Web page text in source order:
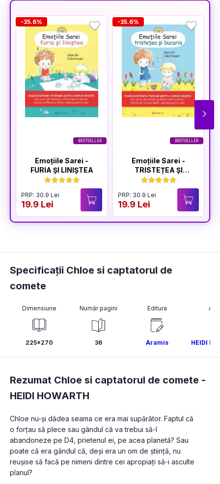
BESTSELLER
-35.6%
Emoțiile Sarei -
FURIA ȘI LINIȘTEA
PRP: 30.9 Lei
19.9 Lei
BESTSELLER
-35.6%
Emoțiile Sarei -
TRISTEȚEA ȘI
BUCURIA
PRP: 30.9 Lei
19.9 Lei
Specificații Chloe si captatorul de
comete
Dimensiune
225x270
Număr pagini
36
Editura
Aramis HEIDI
Rezumat Chloe si captatorul de comete -
HEIDI HOWARTH
Chloe nu-şi dădea seama ce era mai supărător. Faptul că
o forţau să plece sau gândul că va trebui să-l
abandoneze pe D4, prietenul ei, pe acea planetă? Sau
poate că era gândul că, deşi era un om de ştiinţă, nu
reuşise să facă pe nimeni dintre cei apropiați să-i asculte
planul?